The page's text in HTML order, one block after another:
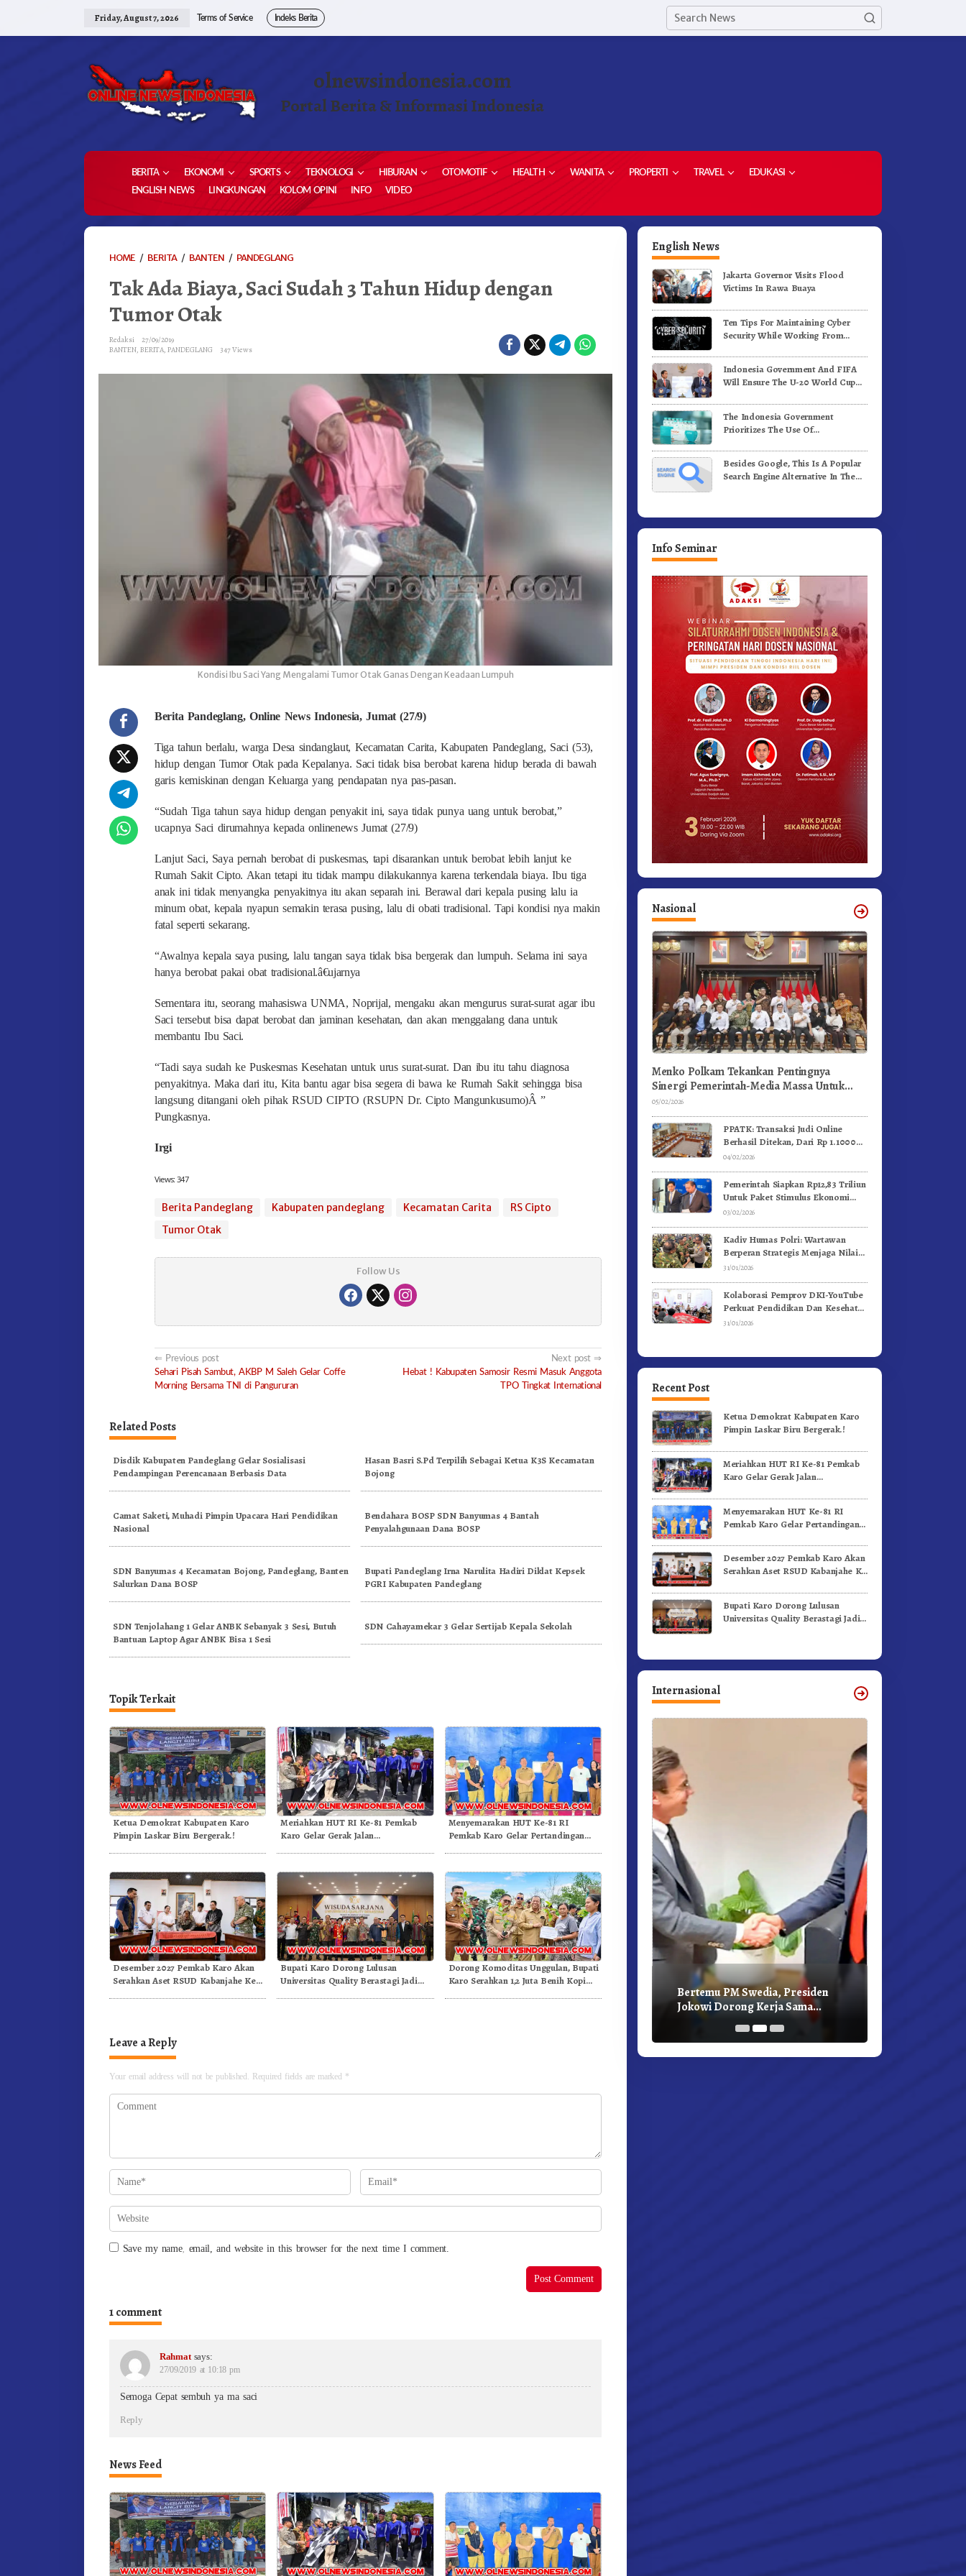
Friday, August 7, 2026 Terms of Service Indeks Berita
olnewsindonesia.com
Portal Berita & Informasi Indonesia
BERITA EKONOMI SPORTS TEKNOLOGI HIBURAN OTOMOTIF HEALTH WANITA PROPERTI TRAVEL
EDUKASI
ENGLISH NEWS
LINGKUNGAN KOLOM OPINI INFO VIDEO
HOME / BERITA / BANTEN / PANDEGLANGTAK
BIAYA,
SACI
TUMOR
OTAK
Tak Ada Biaya, Saci Sudah 3 Tahun Hidup dengan
Tumor Otak
Redaksi
27/09/2019
BANTEN, BERITA, PANDEGLANG 347 Views
Kondisi Ibu Saci Yang Mengalami Tumor Otak Ganas Dengan Keadaan Lumpuh
Berita Pandeglang, Online News Indonesia, Jumat (27/9)
Tiga tahun berlalu, warga Desa sindanglaut, Kecamatan Carita, Kabupaten Pandeglang, Saci (53),
hidup dengan Tumor Otak pada Kepalanya. Saci tidak bisa berobat karena hidup berada di bawah
garis kemiskinan dengan Keluarga yang pendapatan nya pas-pasan.
“Sudah Tiga tahun saya hidup dengan penyakit ini, saya tidak punya uang untuk berobat,”
ucapnya Saci dirumahnya kepada onlinenews Jumat (27/9)
Lanjut Saci, Saya pernah berobat di puskesmas, tapi disarankan untuk berobat lebih lanjut ke
Rumah Sakit Cipto. Akan tetapi itu tidak mampu dilakukannya karena terkendala biaya. Ibu tiga
anak ini tidak menyangka penyakitnya itu akan separah ini. Berawal dari kepala pusing lalu ia
minum obat, kepala nyapun semakin terasa pusing, lalu di obati tradisional. Tapi kondisi nya makin
fatal seperti sekarang.
“Awalnya kepala saya pusing, lalu tangan saya tidak bisa bergerak dan lumpuh. Selama ini saya
hanya berobat pakai obat tradisional.â€ujarnya
Sementara itu, seorang mahasiswa UNMA, Noprijal, mengaku akan mengurus surat-surat agar ibu
Saci tersebut bisa dapat berobat dan jaminan kesehatan, dan akan menggalang dana untuk
membantu Ibu Saci.
“Tadi saya sudah ke Puskesmas Kesehatan untuk urus surat-surat. Dan ibu itu tahu diagnosa
penyakitnya. Maka dari itu, Kita bantu agar bisa segera di bawa ke Rumah Sakit sehingga bisa
langsung ditangani oleh pihak RSUD CIPTO (RSUPN Dr. Cipto Mangunkusumo)Â ”
Pungkasnya.
Irgi
Views: 347
Berita Pandeglang Kabupaten pandeglang Kecamatan Carita
RS Cipto
Tumor Otak
Follow Us
Post
navigation
Previous post
Sehari Pisah Sambut, AKBP M Saleh Gelar Coffe
Morning Bersama TNI di Pangururan
Next post
Hebat ! Kabupaten Samosir Resmi Masuk Anggota
TPO Tingkat International
Related Posts
Disdik Kabupaten Pandeglang Gelar Sosialisasi
Pendampingan Perencanaan Berbasis Data
Hasan Basri S.Pd Terpilih Sebagai Ketua K3S Kecamatan
Bojong
Camat Saketi, Muhadi Pimpin Upacara Hari Pendidikan
Nasional
Bendahara BOSP SDN Banyumas 4 Bantah
Penyalahgunaan Dana BOSP
SDN Banyumas 4 Kecamatan Bojong, Pandeglang, Banten
Salurkan Dana BOSP
Bupati Pandeglang Irna Narulita Hadiri Diklat Kepsek
PGRI Kabupaten Pandeglang
SDN Tenjolahang 1 Gelar ANBK Sebanyak 3 Sesi, Butuh
Bantuan Laptop Agar ANBK Bisa 1 Sesi
SDN Cahayamekar 3 Gelar Sertijab Kepala Sekolah
Topik Terkait
Ketua Demokrat Kabupaten Karo
Pimpin Laskar Biru Bergerak.!
Meriahkan HUT RI Ke-81 Pemkab
Karo Gelar Gerak Jalan
Menyemarakan HUT Ke-81 RI
Pemkab Karo Gelar Pertandingan
Desember 2027 Pemkab Karo Akan
Serahkan Aset RSUD Kabanjahe Ke
Bupati Karo Dorong Lulusan
Universitas Quality Berastagi Jadi
Dorong Komoditas Unggulan, Bupati
Karo Serahkan 1,2 Juta Benih Kopi
Leave a Reply
Your email address will not be published. Required fields are marked *
Save my name, email, and website in this browser for the next time I comment.
1 comment
Rahmat says:
27/09/2019 at 10:18 pm
Semoga Cepat sembuh ya ma saci
Reply
News Feed
English News
Jakarta Governor Visits Flood
Victims In Rawa Buaya
Ten Tips For Maintaining Cyber
Security While Working From
Indonesia Government And FIFA
Will Ensure The U-20 World Cup
Standards
The Indonesia Government
Prioritizes The Use Of
Vaccines
Besides Google, This Is A Popular
Search Engine Alternative In The
Info Seminar
Nasional
Menko Polkam Tekankan Pentingnya
Sinergi Pemerintah-Media Massa Untuk
Jaga Stabilitas Bangsa
05/02/2026
PPATK: Transaksi Judi Online
Berhasil Ditekan, Dari Rp 1.1000
Triliun Menjadi Rp 268 Triliun
04/02/2026
Pemerintah Siapkan Rp12,83 Triliun
Untuk Paket Stimulus Ekonomi
Kuartal I-2026
03/02/2026
Kadiv Humas Polri: Wartawan
Berperan Strategis Menjaga Nilai
Kebangsaan, Demokrasi, dan NKRI
31/01/2026
Kolaborasi Pemprov DKI-YouTube
Perkuat Pendidikan Dan Kesehatan
Mental
31/01/2026
Recent Post
Ketua Demokrat Kabupaten Karo
Pimpin Laskar Biru Bergerak.!
Meriahkan HUT RI Ke-81 Pemkab
Karo Gelar Gerak Jalan
Menyemarakan HUT Ke-81 RI
Pemkab Karo Gelar Pertandingan
Desember 2027 Pemkab Karo Akan
Serahkan Aset RSUD Kabanjahe Ke
Bupati Karo Dorong Lulusan
Universitas Quality Berastagi Jadi
Internasional
Ditpolsatwa Baharkam Polri Tiba
Di Myanmar, Siap Bantu Korban
Gempa Myanmar
Bertemu PM Swedia, Presiden
Jokowi Dorong Kerja Sama
Pembangunan Hijau